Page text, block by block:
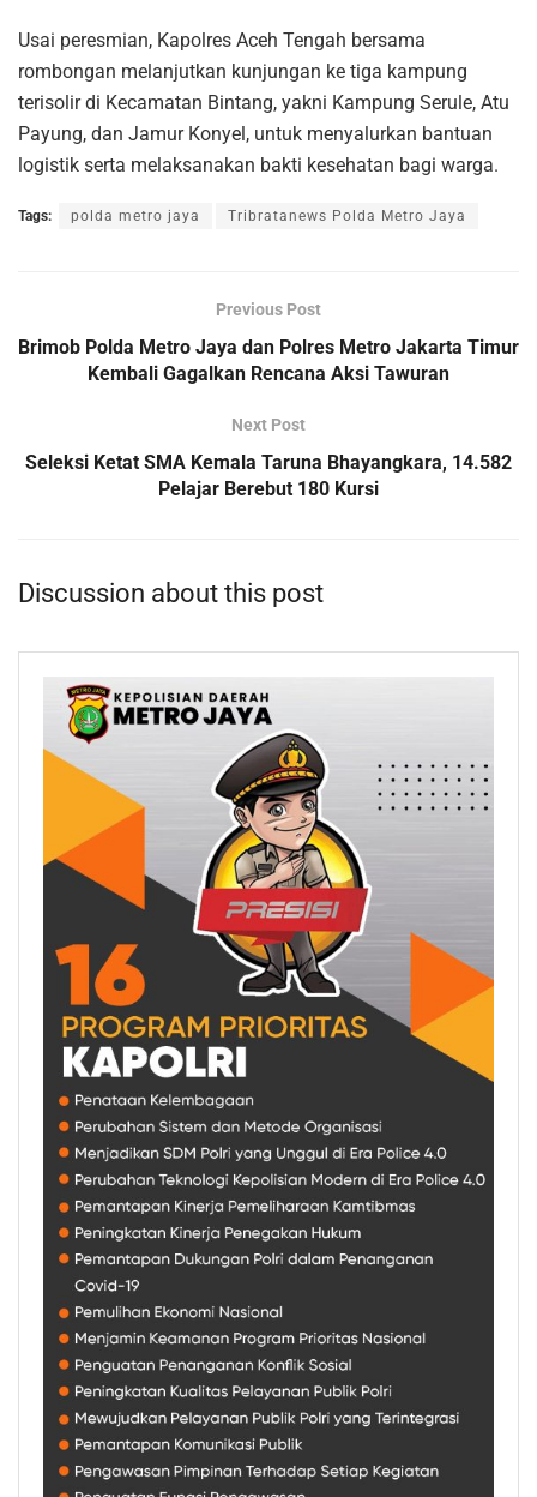
Usai peresmian, Kapolres Aceh Tengah bersama
rombongan melanjutkan kunjungan ke tiga kampung
terisolir di Kecamatan Bintang, yakni Kampung Serule, Atu
Payung, dan Jamur Konyel, untuk menyalurkan bantuan
logistik serta melaksanakan bakti kesehatan bagi warga.
Tags: polda metro jaya Tribratanews Polda Metro Jaya
Previous Post
Brimob Polda Metro Jaya dan Polres Metro Jakarta Timur
Kembali Gagalkan Rencana Aksi Tawuran
Next Post
Seleksi Ketat SMA Kemala Taruna Bhayangkara, 14.582
Pelajar Berebut 180 Kursi
Discussion about this post